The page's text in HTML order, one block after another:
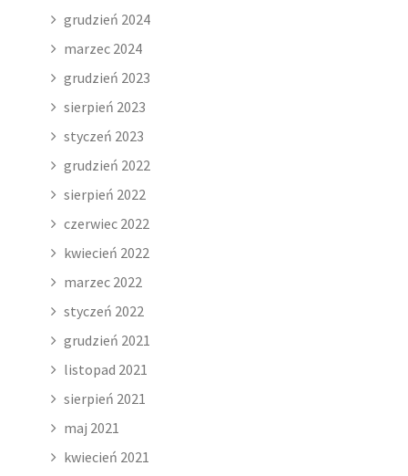
grudzień 2024
marzec 2024
grudzień 2023
sierpień 2023
styczeń 2023
grudzień 2022
sierpień 2022
czerwiec 2022
kwiecień 2022
marzec 2022
styczeń 2022
grudzień 2021
listopad 2021
sierpień 2021
maj 2021
kwiecień 2021